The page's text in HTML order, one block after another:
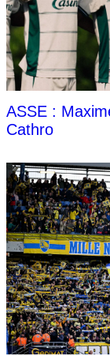
ASSE :
Cathro